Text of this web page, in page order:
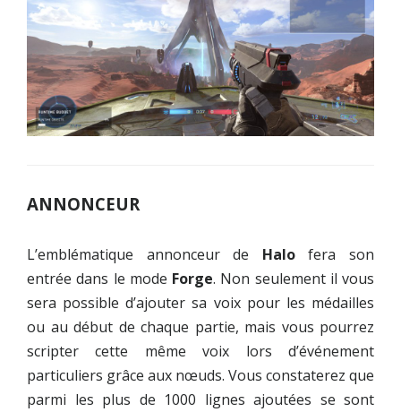
ANNONCEUR
L’emblématique annonceur de Halofera son
entrée dans le mode Forge. Non seulement il vous
sera possible d’ajouter sa voix pour les médailles
ou au début de chaque partie, mais vous pourrez
scripter cette même voix lors d’événement
particuliers grâce aux nœuds. Vous constaterez que
parmi les plus de 1000 lignes ajoutées se sont